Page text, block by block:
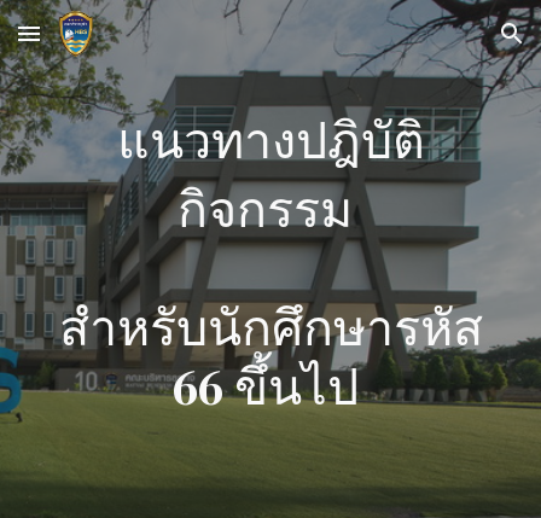
Skip to main content Skip to navigation
แนวทางปฎิบัติ
กิจกรรม
สำหรับนักศึกษารหัส
66 ขึ้นไป